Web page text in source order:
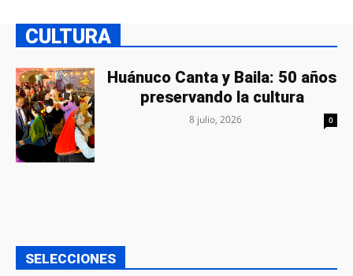
CULTURA
Huánuco Canta y Baila: 50 años
preservando la cultura
8 julio, 2026 0
SELECCIONES